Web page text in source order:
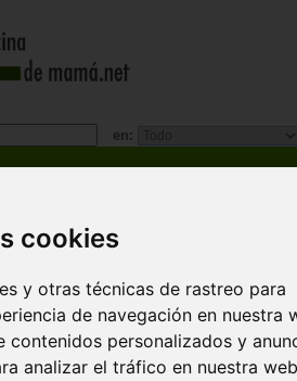
cookies
y otras técnicas de rastreo para
de navegación en nuestra
contenidos personalizados y
analizar el tráfico en nuestra
en:
infantiles Juguetes por edad
infantiles>Juguetes por tipo >